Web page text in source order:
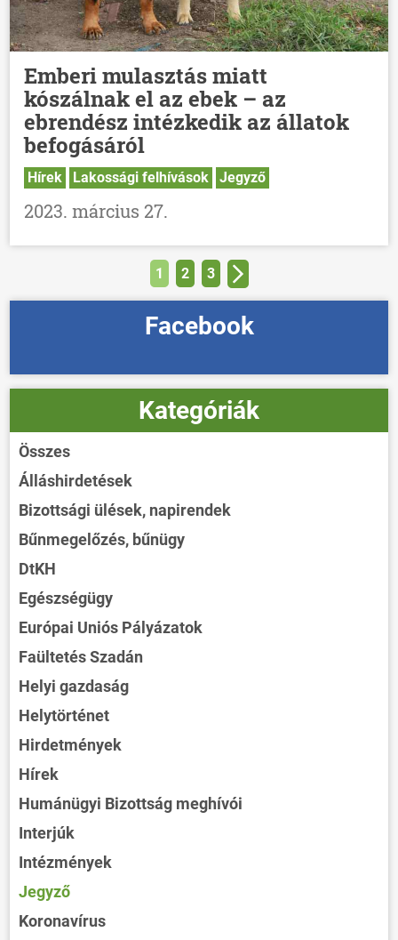
Emberi mulasztás miatt
kószálnak el az ebek – az
ebrendész intézkedik az állatok
befogásáról
Hírek Lakossági felhívások Jegyző
2023. március 27.
1 2 3
Facebook
Kategóriák
Összes
Álláshirdetések
Bizottsági ülések, napirendek
Bűnmegelőzés, bűnügy
DtKH
Egészségügy
Európai Uniós Pályázatok
Faültetés Szadán
Helyi gazdaság
Helytörténet
Hirdetmények
Hírek
Humánügyi Bizottság meghívói
Interjúk
Intézmények
Jegyző
Koronavírus